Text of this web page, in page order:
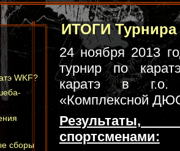
ИТОГИ Турнира
24 ноября 2013
турнир по
каратэ в г.о.
«Комплексной
Результаты,
спортсменами:
WKF?
сборы